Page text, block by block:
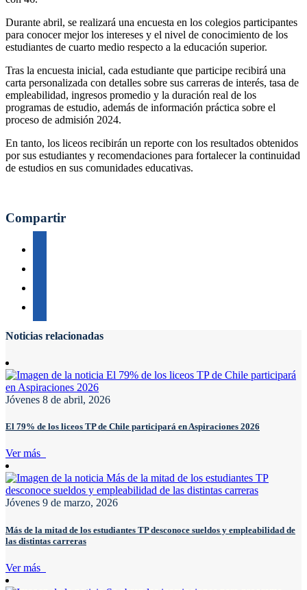
Durante abril, se realizará una encuesta en los colegios participantes
para conocer mejor los intereses y el nivel de conocimiento de los
estudiantes de cuarto medio respecto a la educación superior.
Tras la encuesta inicial, cada estudiante que participe recibirá una
carta personalizada con detalles sobre sus carreras de interés, tasa de
empleabilidad, ingresos promedio y la duración real de los
programas de estudio, además de información práctica sobre el
proceso de admisión 2024.
En tanto, los liceos recibirán un reporte con los resultados obtenidos
por sus estudiantes y recomendaciones para fortalecer la continuidad
de estudios en sus comunidades educativas.
Compartir
Noticias relacionadas
Jóvenes 8 de abril, 2026
El 79% de los liceos TP de Chile participará en Aspiraciones 2026
Ver más
Jóvenes 9 de marzo, 2026
Más de la mitad de los estudiantes TP desconoce sueldos y empleabilidad de
las distintas carreras
Ver más